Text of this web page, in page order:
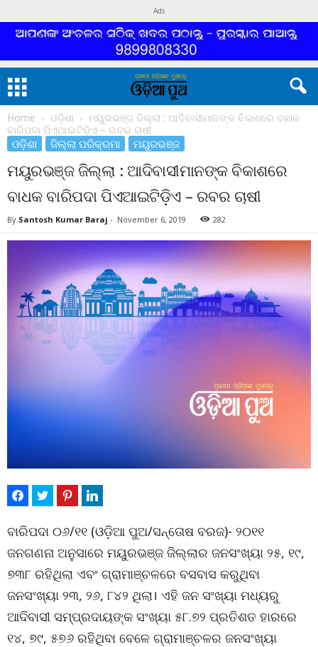
Ads
Home ଓଡ଼ିଶା
ମୟୁରଭଞ୍ଜ ଜିଲ୍ଲା : ଆଦିବାସୀମାନଙ୍କ ବିକାଶରେ ବାଧକ
ବାରିପଦା ପିଏଆଇଟିଡ଼ିଏ – ରବର ଚାଷୀ
ଓଡ଼ିଶା ଜିଲ୍ଲା ପରିକ୍ରମା ମୟୁରଭଞ୍ଜ
ମୟୁରଭଞ୍ଜ ଜିଲ୍ଲା : ଆଦିବାସୀମାନଙ୍କ ବିକାଶରେ
ବାଧକ ବାରିପଦା ପିଏଆଇଟିଡ଼ିଏ – ରବର ଚାଷୀ
By Santosh Kumar Baraj - November 6, 2019 282
ବାରିପଦା ୦୬/୧୧ (ଓଡ଼ିଆ ପୁଅ/ସନ୍ତୋଷ ବରଜ)- ୨୦୧୧
ଜନଗଣନା ଅନୁସାରେ ମୟୁରଭଞ୍ଜ ଜିଲ୍ଲାର ଜନସଂଖ୍ୟା ୨୫, ୧୯,
୭୩୮ ରହିଥିଲା ଏବଂ ଗ୍ରାମାଞ୍ଚଳରେ ବସବାସ କରୁଥିବା
ଜନସଂଖ୍ୟା ୨୩, ୨୬, ୮୪୨ ଥିଲା। ଏହି ଜନ ସଂଖ୍ୟା ମଧ୍ୟରୁ
ଆଦିବାସୀ ସମ୍ପ୍ରଦାୟଙ୍କ ସଂଖ୍ୟା ୫୮.୭୨ ପ୍ରତିଶତ ହାରରେ
୧୪, ୭୯, ୫୭୬ ରହିଥିବା ବେଳେ ଗ୍ରାମାଞ୍ଚଳର ଜନସଂଖ୍ୟା